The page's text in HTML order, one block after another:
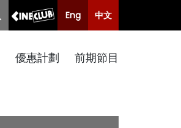
Eng 中文
優惠計劃 前期節目